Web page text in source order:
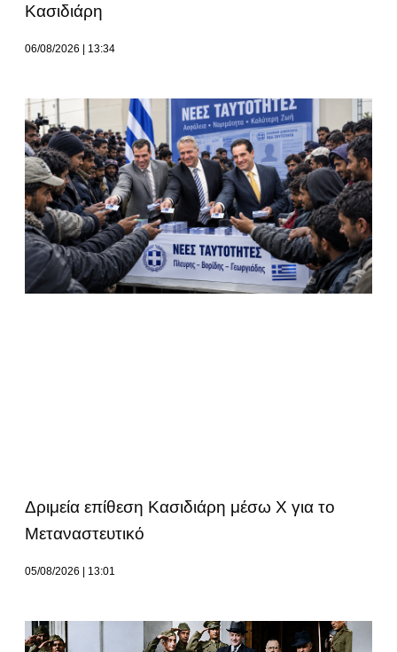
Κασιδιάρη
06/08/2026 13:34
Δριμεία επίθεση Κασιδιάρη μέσω Χ για το
Μεταναστευτικό
05/08/2026 13:01